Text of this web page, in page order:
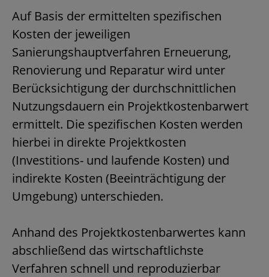
Auf Basis der ermittelten spezifischen
Kosten der jeweiligen
Sanierungshauptverfahren Erneuerung,
Renovierung und Reparatur wird unter
Berücksichtigung der durchschnittlichen
Nutzungsdauern ein Projektkostenbarwert
ermittelt. Die spezifischen Kosten werden
hierbei in direkte Projektkosten
(Investitions- und laufende Kosten) und
indirekte Kosten (Beeinträchtigung der
Umgebung) unterschieden.
Anhand des Projektkostenbarwertes kann
abschließend das wirtschaftlichste
Verfahren schnell und reproduzierbar